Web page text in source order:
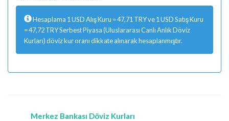
Hesaplama 1 USD Alış Kuru = 47,71 TRY ve 1 USD Satış Kuru
= 47,72 TRY Serbest Piyasa (Uluslararası Canlı Anlık Döviz
Kurları) döviz kur oranı dikkate alınarak hesaplanmıştır.
Merkez Bankası Döviz Kurları